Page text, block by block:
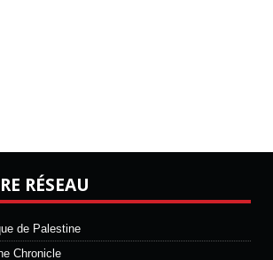
RÉSEAU
de Palestine
Chronicle